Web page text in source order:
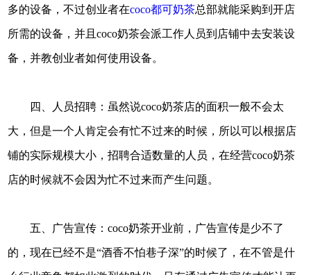
多的设备，不过创业者在coco都可奶茶总部就能采购到开店
所需的设备，并且coco奶茶会派工作人员到店铺中去安装设
备，并教创业者如何使用设备。
四、人员招聘：虽然说coco奶茶店的面积一般不会太
大，但是一个人肯定会有忙不过来的时候，所以可以根据店
铺的实际规模大小，招聘合适数量的人员，在经营coco奶茶
店的时候就不会因为忙不过来而产生问题。
五、广告宣传：coco奶茶开业前，广告宣传是少不了
的，现在已经不是“酒香不怕巷子深”的时候了，在不管是什